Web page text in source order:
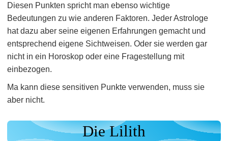
Diesen Punkten spricht man ebenso wichtige
Bedeutungen zu wie anderen Faktoren. Jeder Astrologe
hat dazu aber seine eigenen Erfahrungen gemacht und
entsprechend eigene Sichtweisen. Oder sie werden gar
nicht in ein Horoskop oder eine Fragestellung mit
einbezogen.
Ma kann diese sensitiven Punkte verwenden, muss sie
aber nicht.
Die Lilith